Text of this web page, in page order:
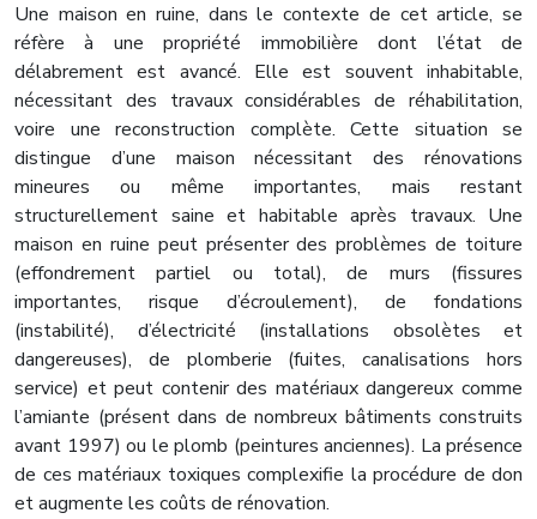
Une maison en ruine, dans le contexte de cet article, se
réfère à une propriété immobilière dont l’état de
délabrement est avancé. Elle est souvent inhabitable,
nécessitant des travaux considérables de réhabilitation,
voire une reconstruction complète. Cette situation se
distingue d’une maison nécessitant des rénovations
mineures ou même importantes, mais restant
structurellement saine et habitable après travaux. Une
maison en ruine peut présenter des problèmes de toiture
(effondrement partiel ou total), de murs (fissures
importantes, risque d’écroulement), de fondations
(instabilité), d’électricité (installations obsolètes et
dangereuses), de plomberie (fuites, canalisations hors
service) et peut contenir des matériaux dangereux comme
l’amiante (présent dans de nombreux bâtiments construits
avant 1997) ou le plomb (peintures anciennes). La présence
de ces matériaux toxiques complexifie la procédure de don
et augmente les coûts de rénovation.